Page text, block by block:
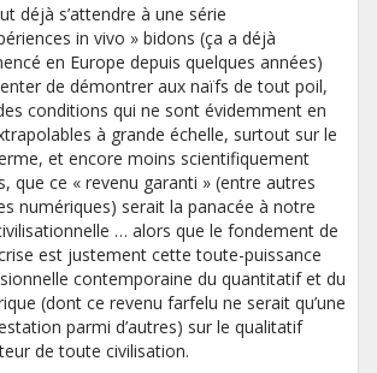
déjà s’attendre à une série
in vivo » bidons (ça a déjà
en Europe depuis quelques années)
de démontrer aux naïfs de tout poil,
conditions qui ne sont évidemment en
à grande échelle, surtout sur le
et encore moins scientifiquement
que ce « revenu garanti » (entre autres
numériques) serait la panacée à notre
… alors que le fondement de
est justement cette toute-puissance
contemporaine du quantitatif et du
(dont ce revenu farfelu ne serait qu’une
parmi d’autres) sur le qualitatif
de toute civilisation.